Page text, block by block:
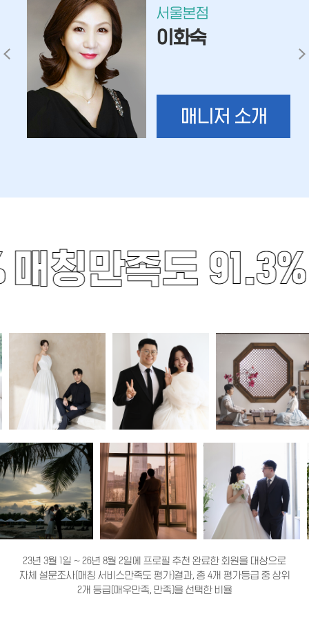
서울본점
이화숙
매니저 소개
매칭만족도 91.3%
23년 3월 1일 ~ 26년 8월 2일에 프로필 추천 완료한 회원을 대상으로
자체 설문조사(매칭 서비스만족도 평가)결과, 총 4개 평가등급 중 상위
2개 등급(매우만족, 만족)을 선택한 비율